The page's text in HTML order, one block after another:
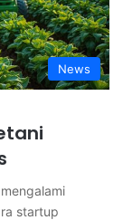
News
startup